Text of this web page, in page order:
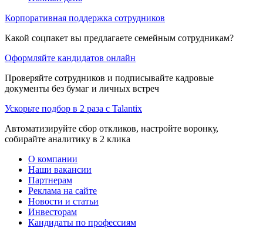
Корпоративная поддержка сотрудников
Какой соцпакет вы предлагаете семейным сотрудникам?
Оформляйте кандидатов онлайн
Проверяйте сотрудников и подписывайте кадровые
документы без бумаг и личных встреч
Ускорьте подбор в 2 раза с Talantix
Автоматизируйте сбор откликов, настройте воронку,
собирайте аналитику в 2 клика
О компании
Наши вакансии
Партнерам
Реклама на сайте
Новости и статьи
Инвесторам
Кандидаты по профессиям